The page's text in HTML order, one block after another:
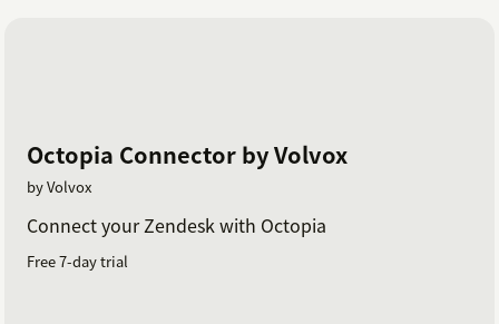
Octopia Connector by Volvox
by Volvox
Connect your Zendesk with Octopia
Free 7-day trial